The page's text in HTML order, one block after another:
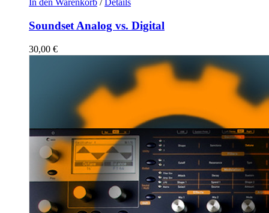
In den Warenkorb / Details
Soundset Analog vs. Digital
30,00 €